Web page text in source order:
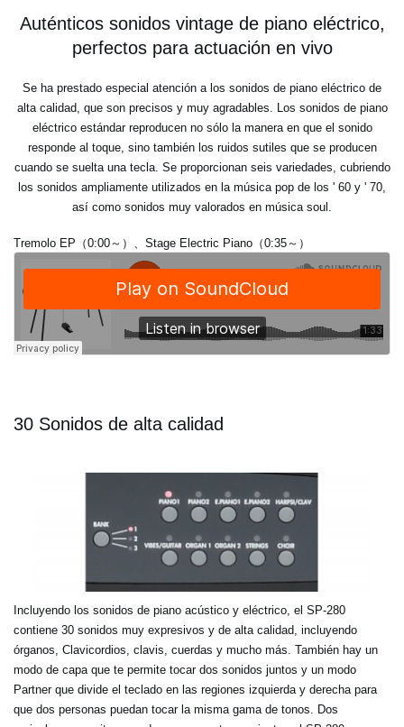
Auténticos sonidos vintage de piano eléctrico,
perfectos para actuación en vivo
Se ha prestado especial atención a los sonidos de piano eléctrico de
alta calidad, que son precisos y muy agradables. Los sonidos de piano
eléctrico estándar reproducen no sólo la manera en que el sonido
responde al toque, sino también los ruidos sutiles que se producen
cuando se suelta una tecla. Se proporcionan seis variedades, cubriendo
los sonidos ampliamente utilizados en la música pop de los ' 60 y ' 70,
así como sonidos muy valorados en música soul.
Tremolo EP（0:00～）、Stage Electric Piano（0:35～）
30 Sonidos de alta calidad
Incluyendo los sonidos de piano acústico y eléctrico, el SP-280
contiene 30 sonidos muy expresivos y de alta calidad, incluyendo
órganos, Clavicordios, clavis, cuerdas y mucho más. También hay un
modo de capa que te permite tocar dos sonidos juntos y un modo
Partner que divide el teclado en las regiones izquierda y derecha para
que dos personas puedan tocar la misma gama de tonos. Dos